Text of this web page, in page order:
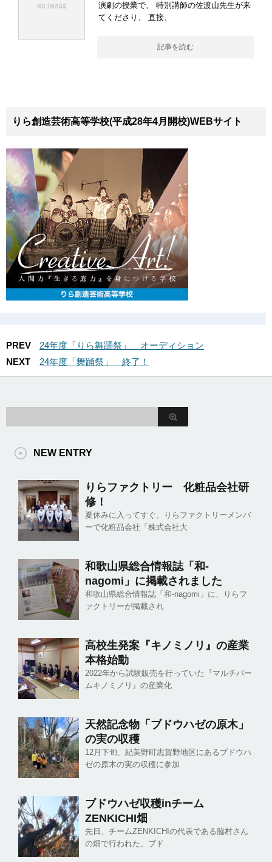
演劇の授業で、 特別講師の佐渡山先生が来
てくださり、 直接、
記事を読む
りら創造芸術高等学校(平成28年4月開校)WEBサイト
PREV
24年度「りら舞踊祭」 オーディション
NEXT
24年度「舞踊祭」 終了！
NEW ENTRY
りらファクトリー 化粧品会社研
修！
夏休みに入ってすぐ、りらファクトリーメンバ
ーで化粧品会社「株式会社大
和歌山県総合情報誌「和-
nagomi」に掲載されました
和歌山県総合情報誌「和-nagomi」に、りらフ
ァクトリーが掲載され
高校生発案『キノミノリ』の産業
本格始動
2022年から試験販売を行っていた『マルチバー
ムキノミノリ』の産業化
天然記念物「ブドウハゼの原木」
の実の収穫
12月下旬、紀美野町志賀野地区にあるブドウハ
ゼの原木の実の収穫に参加
ブドウハゼ収穫inチーム
ZENKICHI畑
先日、チームZENKICHIの代表である脇村さん
の畑で行われた、ブド